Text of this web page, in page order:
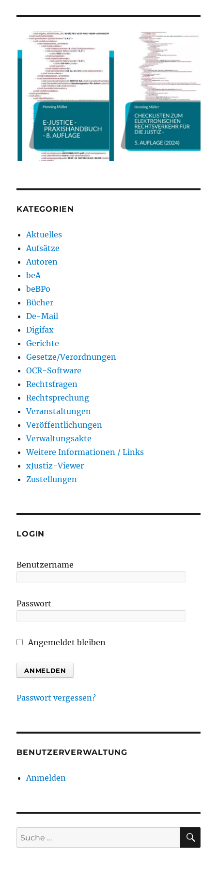
KATEGORIEN
Aktuelles
Aufsätze
Autoren
beA
beBPo
Bücher
De-Mail
Digifax
Gerichte
Gesetze/Verordnungen
OCR-Software
Rechtsfragen
Rechtsprechung
Veranstaltungen
Veröffentlichungen
Verwaltungsakte
Weitere Informationen / Links
xJustiz-Viewer
Zustellungen
LOGIN
Benutzername
Passwort
Angemeldet bleiben
Passwort vergessen?
BENUTZERVERWALTUNG
Anmelden
Suche
nach: